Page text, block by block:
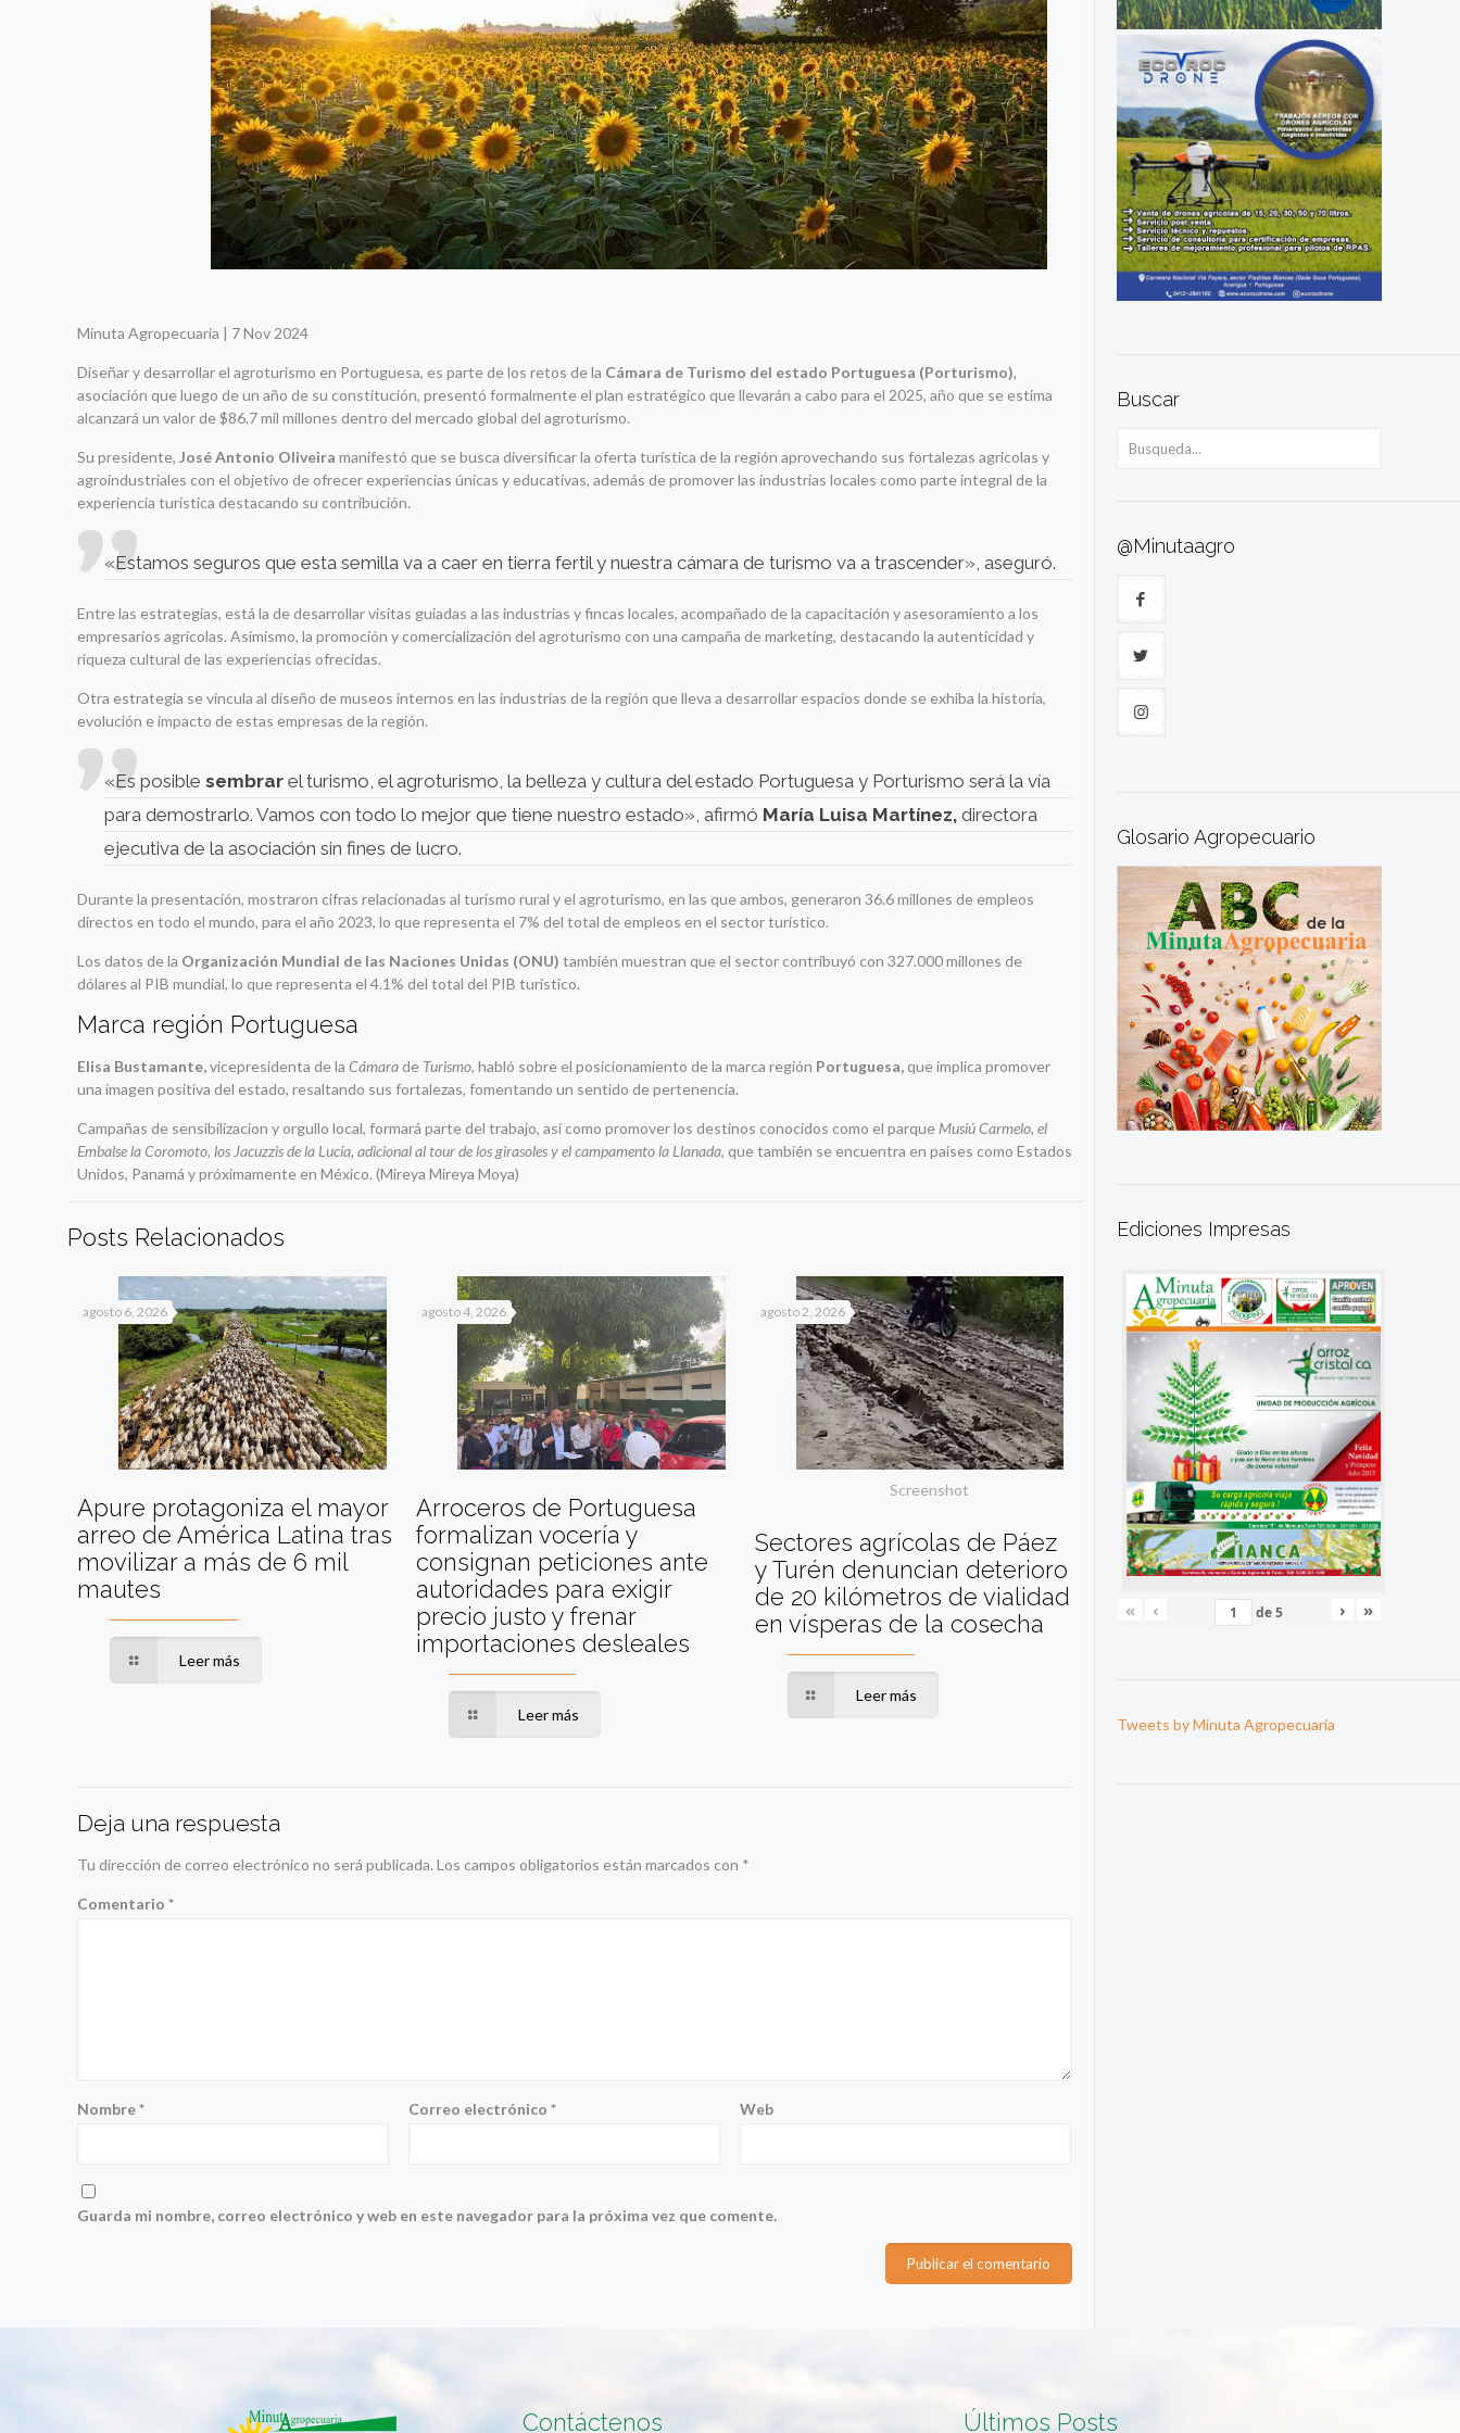
Minuta Agropecuaria | 7 Nov 2024
Diseñar y desarrollar el agroturismo en Portuguesa, es parte de los retos de la Cámara de Turismo del estado Portuguesa (Porturismo),
asociación que luego de un año de su constitución, presentó formalmente el plan estratégico que llevarán a cabo para el 2025, año que se estima
alcanzará un valor de $86.7 mil millones dentro del mercado global del agroturismo.
Su presidente, José Antonio Oliveira manifestó que se busca diversificar la oferta turística de la región aprovechando sus fortalezas agricolas y
agroindustriales con el objetivo de ofrecer experiencias únicas y educativas, además de promover las industrias locales como parte integral de la
experiencia turística destacando su contribución.
«Estamos seguros que esta semilla va a caer en tierra fertil y nuestra cámara de turismo va a trascender», aseguró.
Entre las estrategias, está la de desarrollar visitas guiadas a las industrias y fincas locales, acompañado de la capacitación y asesoramiento a los
empresarios agrícolas. Asimismo, la promoción y comercialización del agroturismo con una campaña de marketing, destacando la autenticidad y
riqueza cultural de las experiencias ofrecidas.
Otra estrategia se vincula al diseño de museos internos en las industrias de la región que lleva a desarrollar espacios donde se exhiba la historia,
evolución e impacto de estas empresas de la región.
«Es posiblesembrar el turismo, el agroturismo, la belleza y cultura del estado Portuguesa y Porturismo será la vía
para demostrarlo. Vamos con todo lo mejor que tiene nuestro estado», afirmó María Luisa Martínez, directora
ejecutiva de la asociación sin fines de lucro.
Durante la presentación, mostraron cifras relacionadas al turismo rural y el agroturismo, en las que ambos, generaron 36.6 millones de empleos
directos en todo el mundo, para el año 2023, lo que representa el 7% del total de empleos en el sector turístico.
Los datos de la Organización Mundial de las Naciones Unidas (ONU) también muestran que el sector contribuyó con 327.000 millones de
dólares al PIB mundial, lo que representa el 4.1% del total del PIB turístico.
Marca región Portuguesa
Elisa Bustamante,vicepresidenta de laCámarade Turismo, habló sobre el posicionamiento de la marca región Portuguesa,que implica promover
una imagen positiva del estado, resaltando sus fortalezas, fomentando un sentido de pertenencia.
Campañas de sensibilizacion y orgullo local, formará parte del trabajo, así como promover los destinos conocidos como el parque Musiú Carmelo, el
Embalse la Coromoto, los Jacuzzis de la Lucía, adicional al tour de los girasoles y el campamento la Llanada, que también se encuentra en países como Estados
Unidos, Panamá y próximamente en México. (Mireya Mireya Moya)
Posts Relacionados
agosto 6, 2026
Apure protagoniza el mayor
arreo de América Latina tras
movilizar a más de 6 mil
mautes
Leer más
agosto 4, 2026
Arroceros de Portuguesa
formalizan vocería y
consignan peticiones ante
autoridades para exigir
precio justo y frenar
importaciones desleales
Leer más
Screenshot
agosto 2, 2026
Sectores agrícolas de Páez
y Turén denuncian deterioro
de 20 kilómetros de vialidad
en vísperas de la cosecha
Leer más
Deja una respuesta
Tu dirección de correo electrónico no será publicada. Los campos obligatorios están marcados con *
Comentario*
Nombre* Correo electrónico* Web
Guarda mi nombre, correo electrónico y web en este navegador para la próxima vez que comente.
Buscar
@Minutaagro
Glosario Agropecuario
Ediciones Impresas
« ‹ de5 › »
Tweets by Minuta Agropecuaria
Contáctenos Últimos Posts